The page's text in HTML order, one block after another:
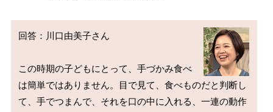
回答：川口由美子さん
この時期の子どもにとって、手づかみ食べ
は簡単ではありません。目で見て、食べものだと判断し
て、手でつまんで、それを口の中に入れる、一連の動作